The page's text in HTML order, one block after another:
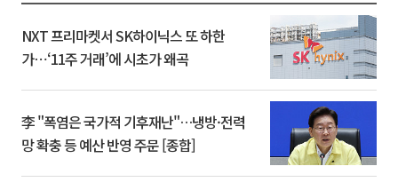
NXT 프리마켓서 SK하이닉스 또 하한
가⋯‘11주 거래’에 시초가 왜곡
李 "폭염은 국가적 기후재난"…냉방·전력
망 확충 등 예산 반영 주문 [종합]